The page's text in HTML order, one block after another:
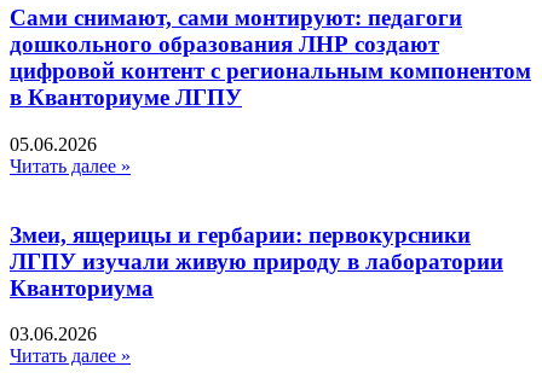
Сами снимают, сами монтируют: педагоги
дошкольного образования ЛНР создают
цифровой контент с региональным компонентом
в Кванториуме ЛГПУ​
05.06.2026
Читать далее »
Змеи, ящерицы и гербарии: первокурсники
ЛГПУ изучали живую природу в лаборатории
Кванториума
03.06.2026
Читать далее »